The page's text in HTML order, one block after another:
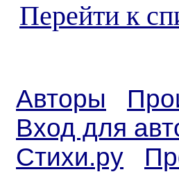
Перейти к
Авторы
Вход для
Стихи.ру